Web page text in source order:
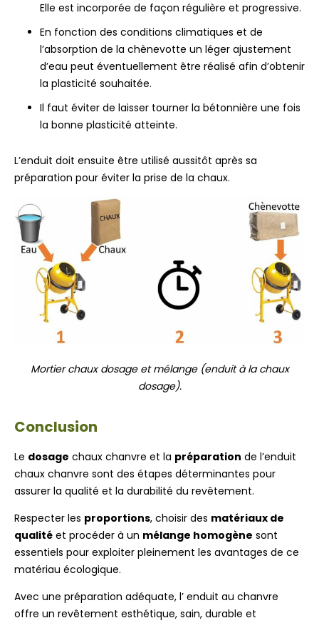
Elle est incorporée de façon régulière et progressive.
En fonction des conditions climatiques et de
l’absorption de la chènevotte un léger ajustement
d’eau peut éventuellement être réalisé afin d’obtenir
la plasticité souhaitée.
Il faut éviter de laisser tourner la bétonnière une fois
la bonne plasticité atteinte.
L’enduit doit ensuite être utilisé aussitôt après sa
préparation pour éviter la prise de la chaux.
Mortier chaux dosage et mélange (enduit à la chaux
dosage).
Conclusion
Le dosage chaux chanvre et la préparation de l’enduit
chaux chanvre sont des étapes déterminantes pour
assurer la qualité et la durabilité du revêtement.
Respecter les proportions, choisir des matériaux de
qualité et procéder à un mélange homogène sont
essentiels pour exploiter pleinement les avantages de ce
matériau écologique.
Avec une préparation adéquate, l’ enduit au chanvre
offre un revêtement esthétique, sain, durable et